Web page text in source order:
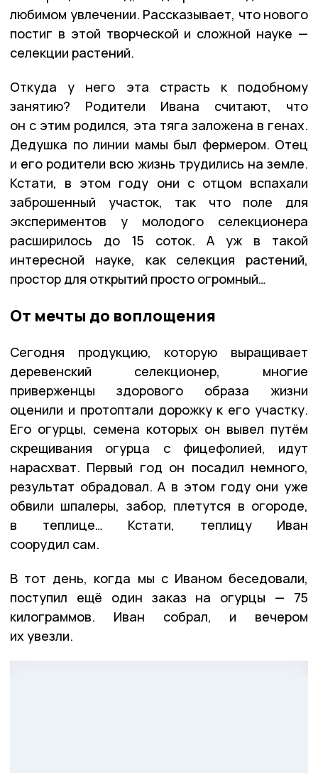
любимом увлечении. Рассказывает, что нового
постиг в этой творческой и сложной науке —
селекции растений.
Откуда у него эта страсть к подобному
занятию? Родители Ивана считают, что
он с этим родился, эта тяга заложена в генах.
Дедушка по линии мамы был фермером. Отец
и его родители всю жизнь трудились на земле.
Кстати, в этом году они с отцом вспахали
заброшенный участок, так что поле для
экспериментов у молодого селекционера
расширилось до 15 соток. А уж в такой
интересной науке, как селекция растений,
простор для открытий просто огромный…
От мечты до воплощения
Сегодня продукцию, которую выращивает
деревенский селекционер, многие
приверженцы здорового образа жизни
оценили и протоптали дорожку к его участку.
Его огурцы, семена которых он вывел путём
скрещивания огурца с фицефолией, идут
нарасхват. Первый год он посадил немного,
результат обрадовал. А в этом году они уже
обвили шпалеры, забор, плетутся в огороде,
в теплице… Кстати, теплицу Иван
соорудил сам.
В тот день, когда мы с Иваном беседовали,
поступил ещё один заказ на огурцы — 75
килограммов. Иван собрал, и вечером
их увезли.